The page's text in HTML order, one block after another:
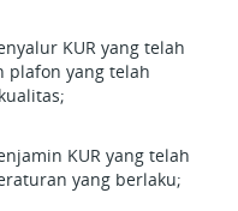
KUR yang telah
plafon yang telah
KUR yang telah
yang berlaku;